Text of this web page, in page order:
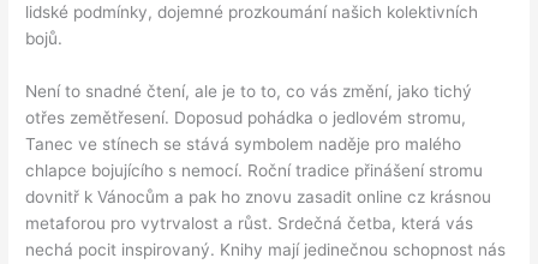
lidské podmínky, dojemné prozkoumání našich kolektivních
bojů.
Není to snadné čtení, ale je to to, co vás změní, jako tichý
otřes zemětřesení. Doposud pohádka o jedlovém stromu,
Tanec ve stínech se stává symbolem naděje pro malého
chlapce bojujícího s nemocí. Roční tradice přinášení stromu
dovnitř k Vánocům a pak ho znovu zasadit online cz krásnou
metaforou pro vytrvalost a růst. Srdečná četba, která vás
nechá pocit inspirovaný. Knihy mají jedinečnou schopnost nás